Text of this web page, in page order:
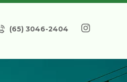
(65) 3046-2404